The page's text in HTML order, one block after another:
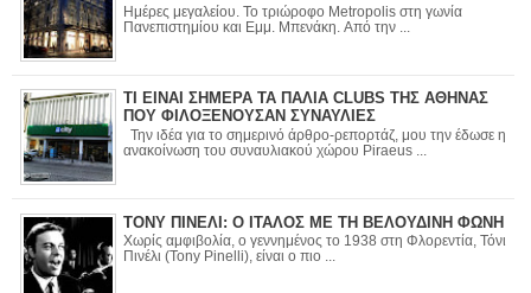
Ημέρες μεγαλείου. Το τριώροφο Metropolis στη γωνία
Πανεπιστημίου και Εμμ. Μπενάκη. Από την ...
ΤΙ ΕΙΝΑΙ ΣΗΜΕΡΑ ΤΑ ΠΑΛΙΑ CLUBS ΤΗΣ ΑΘΗΝΑΣ
ΠΟΥ ΦΙΛΟΞΕΝΟΥΣΑΝ ΣΥΝΑΥΛΙΕΣ
Την ιδέα για το σημερινό άρθρο-ρεπορτάζ, μου την έδωσε η
ανακοίνωση του συναυλιακού χώρου Piraeus ...
ΤΟΝΥ ΠΙΝΕΛΙ: Ο ΙΤΑΛΟΣ ΜΕ ΤΗ ΒΕΛΟΥΔΙΝΗ ΦΩΝΗ
Χωρίς αμφιβολία, ο γεννημένος το 1938 στη Φλορεντία, Τόνι
Πινέλι (Tony Pinelli), είναι ο πιο ...